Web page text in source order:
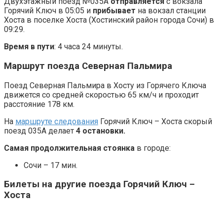
Горячий Ключ в 05:05 и прибывает на вокзал станции
Хоста в поселке Хоста (Хостинский район города Сочи) в
09:29.
Время в пути: 4 часа 24 минуты.
Маршрут поезда Северная Пальмира
Поезд Северная Пальмира в Хосту из Горячего Ключа
движется со средней скоростью 65 км/ч и проходит
расстояние 178 км.
На маршруте следования Горячий Ключ – Хоста скорый
поезд 035А делает 4 остановки.
Самая продолжительная стоянка в городе:
Сочи – 17 мин.
Билеты на другие поезда Горячий Ключ –
Хоста